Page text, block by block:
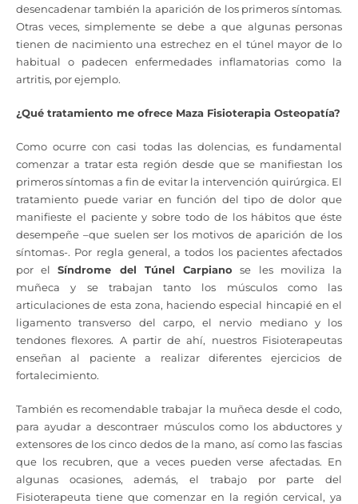
desencadenar también la aparición de los primeros síntomas.
Otras veces, simplemente se debe a que algunas personas
tienen de nacimiento una estrechez en el túnel mayor de lo
habitual o padecen enfermedades inflamatorias como la
artritis, por ejemplo.
¿Qué tratamiento me ofrece Maza Fisioterapia Osteopatía?
Como ocurre con casi todas las dolencias, es fundamental
comenzar a tratar esta región desde que se manifiestan los
primeros síntomas a fin de evitar la intervención quirúrgica. El
tratamiento puede variar en función del tipo de dolor que
manifieste el paciente y sobre todo de los hábitos que éste
desempeñe –que suelen ser los motivos de aparición de los
síntomas-. Por regla general, a todos los pacientes afectados
por elSíndrome del Túnel Carpiano se les moviliza la
muñeca y se trabajan tanto los músculos como las
articulaciones de esta zona, haciendo especial hincapié en el
ligamento transverso del carpo, el nervio mediano y los
tendones flexores. A partir de ahí, nuestros Fisioterapeutas
enseñan al paciente a realizar diferentes ejercicios de
fortalecimiento.
También es recomendable trabajar la muñeca desde el codo,
para ayudar a descontraer músculos como los abductores y
extensores de los cinco dedos de la mano, así como las fascias
que los recubren, que a veces pueden verse afectadas. En
algunas ocasiones, además, el trabajo por parte del
Fisioterapeuta tiene que comenzar en la región cervical, ya